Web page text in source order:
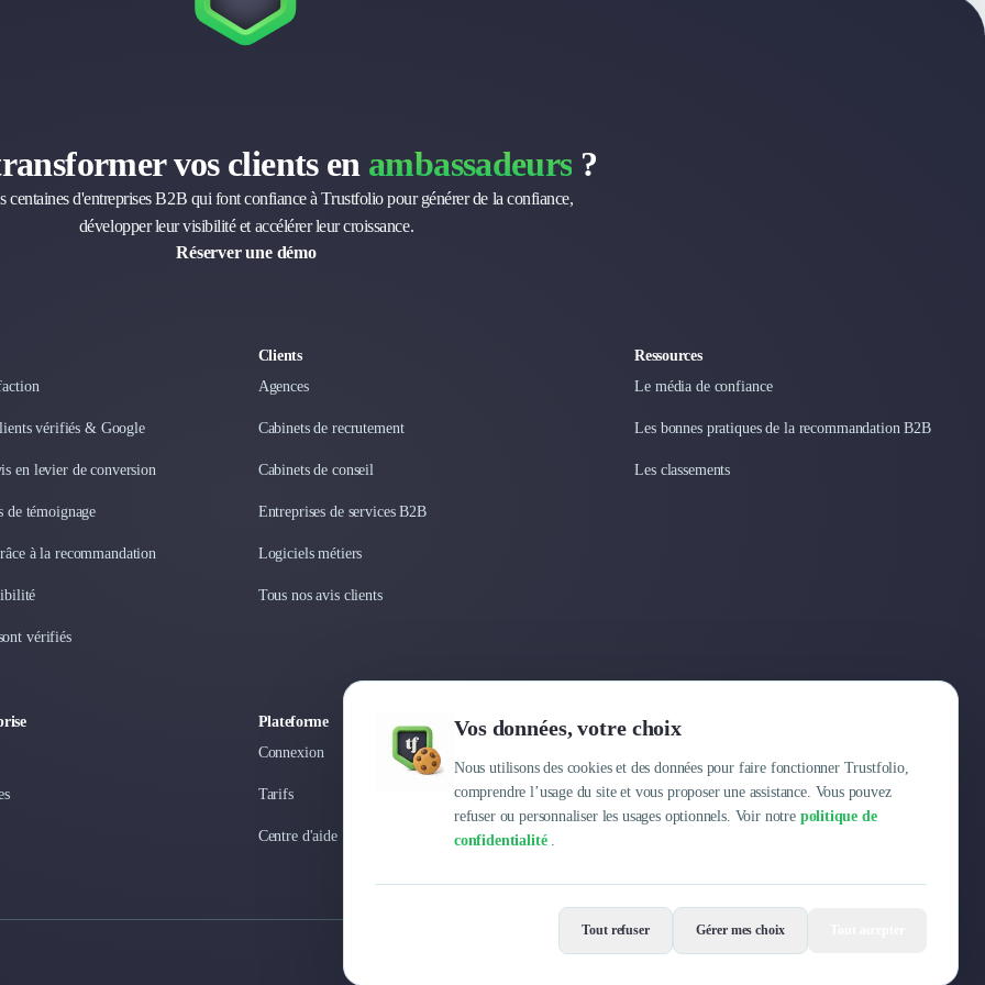
Vos données, votre choix
Nous utilisons des cookies et des données pour faire fonctionner Trustfolio,
comprendre l’usage du site et vous proposer une assistance. Vous pouvez
refuser ou personnaliser les usages optionnels. Voir notre politique de
confidentialité.
Tout refuser Gérer mes choix
vos clients en ambassadeurs ?
centaines d'entreprises B2B qui font confiance à Trustfolio pour générer de la confiance,
développer leur visibilité et accélérer leur croissance.
Réserver une démo
vérifiés & Google
en levier de conversion
de témoignage
à la recommandation
vérifiés
Clients
Agences
Cabinets de recrutement
Cabinets de conseil
Entreprises de services B2B
Logiciels métiers
Tous nos avis clients
Ressources
Le média de confiance
Les bonnes pratiques de la recommandation B2B
Les classements
Plateforme
Connexion
Tarifs
Centre d'aide
Entreprise
Offres d'emploi